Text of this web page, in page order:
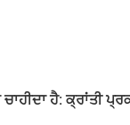
ਹੈ: ਕ੍ਰਾਂਤੀ